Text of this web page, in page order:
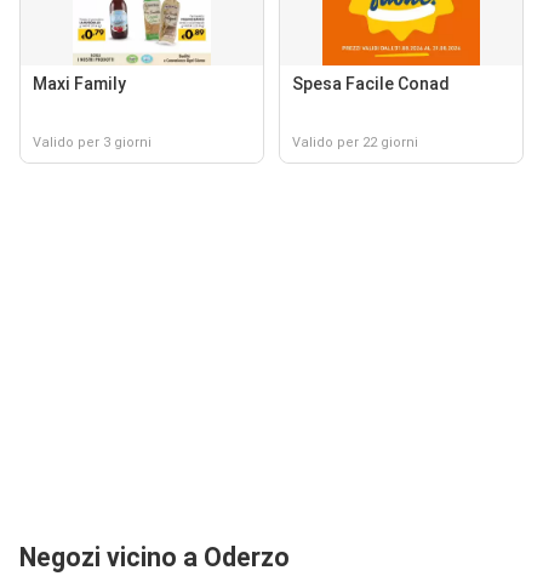
Maxi Family
Valido per 3 giorni
Spesa Facile Conad
Valido per 22 giorni
Negozi vicino a Oderzo